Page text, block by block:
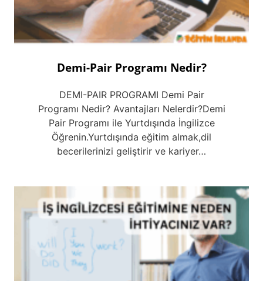
Demi-Pair Programı Nedir?
DEMI-PAIR PROGRAMI Demi Pair
Programı Nedir? Avantajları Nelerdir?Demi
Pair Programı ile Yurtdışında İngilizce
Öğrenin.Yurtdışında eğitim almak,dil
becerilerinizi geliştirir ve kariyer…